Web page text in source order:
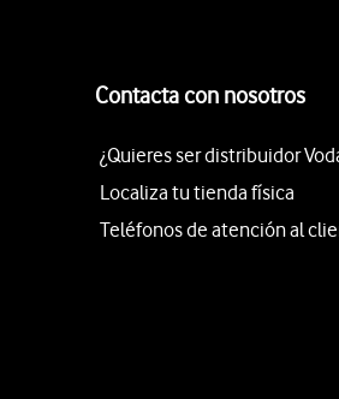
Contacta con nosotros
¿Quieres ser distribuidor
Localiza tu tienda física
Teléfonos de atención al